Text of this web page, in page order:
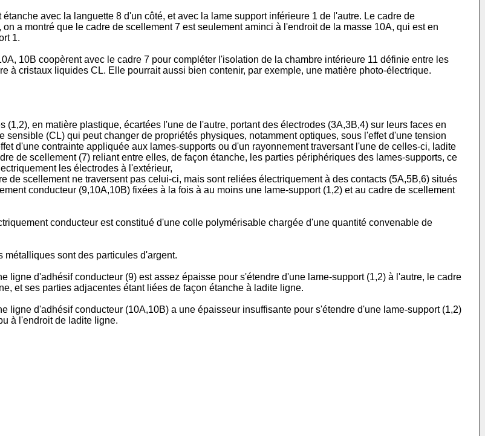
avec la languette 8 d'un côté, et avec la lame support inférieure 1 de l'autre. Le cadre de
a montré que le cadre de scellement 7 est seulement aminci à l'endroit de la masse 10A, qui est en
1.
10B coopèrent avec le cadre 7 pour compléter l'isolation de la chambre intérieure 11 définie entre les
à cristaux liquides CL. Elle pourrait aussi bien contenir, par exemple, une matière photo-électrique.
en matière plastique, écartées l'une de l'autre, portant des électrodes (3A,3B,4) sur leurs faces en
(CL) qui peut changer de propriétés physiques, notamment optiques, sous l'effet d'une tension
d'une contrainte appliquée aux lames-supports ou d'un rayonnement traversant l'une de celles-ci, ladite
de scellement (7) reliant entre elles, de façon étanche, les parties périphériques des lames-supports, ce
les électrodes à l'extérieur,
ne traversent pas celui-ci, mais sont reliées électriquement à des contacts (5A,5B,6) situés
conducteur (9,10A,10B) fixées à la fois à au moins une lame-support (1,2) et au cadre de scellement
conducteur est constitué d'une colle polymérisable chargée d'une quantité convenable de
sont des particules d'argent.
d'adhésif conducteur (9) est assez épaisse pour s'étendre d'une lame-support (1,2) à l'autre, le cadre
et ses parties adjacentes étant liées de façon étanche à ladite ligne.
ligne d'adhésif conducteur (10A,10B) a une épaisseur insuffisante pour s'étendre d'une lame-support (1,2)
à l'endroit de ladite ligne.